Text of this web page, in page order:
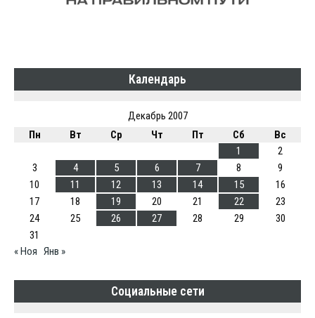
Календарь
Декабрь 2007
Пн
Вт Ср Чт Пт Сб
Вс
1
2
3
4 5 6 7 8
9
10
11 12 13 14 15
16
17
18 19 20 21 22
23
24
25 26 27 28 29
30
31
« Ноя Янв »
Социальные сети